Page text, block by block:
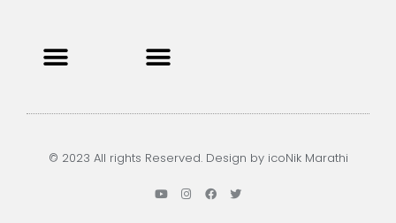
© 2023 All rights Reserved. Design by icoNik Marathi